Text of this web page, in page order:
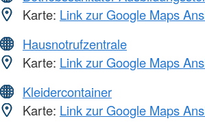
Karte: Link zur Google Maps
Hausnotrufzentrale
Karte: Link zur Google Maps
Kleidercontainer
Karte: Link zur Google Maps